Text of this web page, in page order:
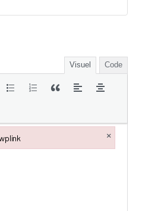
Visuel Code
×